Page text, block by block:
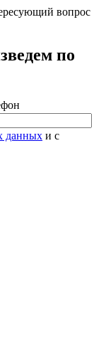
вопрос
по
данных и с